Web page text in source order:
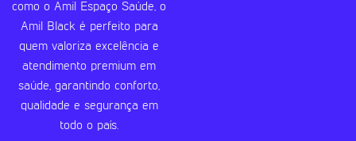
como o Amil Espaço Saúde, o
Amil Black é perfeito para
quem valoriza excelência e
atendimento premium em
saúde, garantindo conforto,
qualidade e segurança em
todo o país.